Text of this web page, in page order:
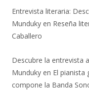
Entrevista literaria:
Munduky en Reseña
Caballero
Descubre la entrevista
Munduky en El pianista
compone la Banda